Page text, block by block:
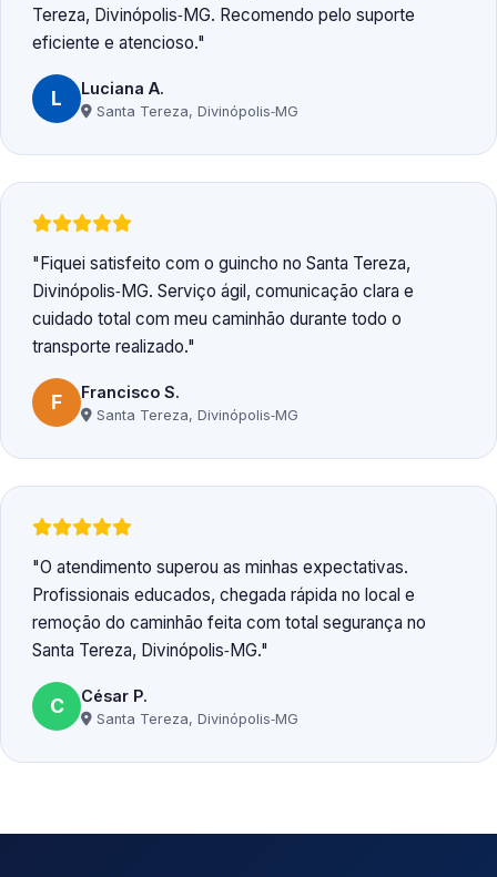
Tereza, Divinópolis‑MG. Recomendo pelo suporte
eficiente e atencioso.
L Luciana A.
Santa Tereza, Divinópolis‑MG
Fiquei satisfeito com o guincho no Santa Tereza,
Divinópolis‑MG. Serviço ágil, comunicação clara e
cuidado total com meu caminhão durante todo o
transporte realizado.
F Francisco S.
Santa Tereza, Divinópolis‑MG
O atendimento superou as minhas expectativas.
Profissionais educados, chegada rápida no local e
remoção do caminhão feita com total segurança no
Santa Tereza, Divinópolis‑MG.
C César P.
Santa Tereza, Divinópolis‑MG